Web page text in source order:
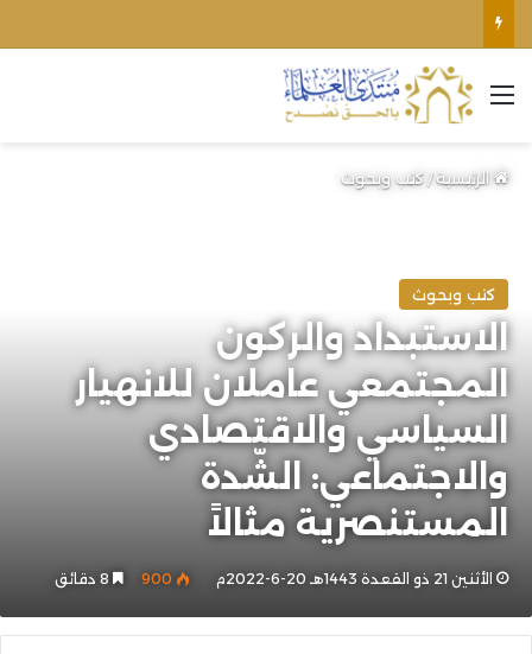
القائمة
الرئيسية/كتب وبحوث
كتب وبحوث
الاستبداد والركون
المجتمعي عاملان للانهيار
السياسي والاقتصادي
والاجتماعي: الشّدة
المستنصرية مثالاً
الأثنين 21 ذو القعدة 1443هـ 20-6-2022م 900